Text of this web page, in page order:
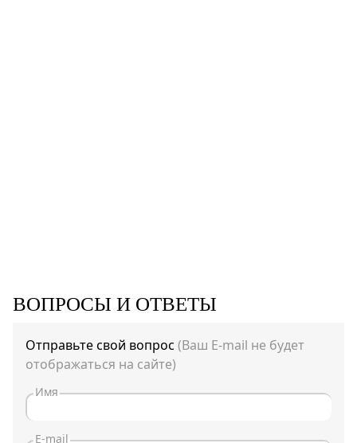
ВОПРОСЫ И ОТВЕТЫ
Отправьте свой вопрос (Ваш E-mail не будет
отображаться на сайте)